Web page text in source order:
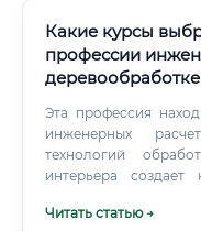
Какие курсы
профессии
деревообработке
Эта профессия
инженерных
технологий
интерьера
разрабатывает
Читать статью →